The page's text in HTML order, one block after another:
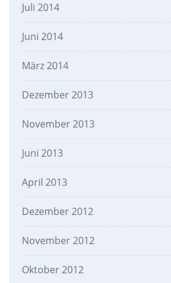
Juli 2014
Juni 2014
März 2014
Dezember 2013
November 2013
Juni 2013
April 2013
Dezember 2012
November 2012
Oktober 2012